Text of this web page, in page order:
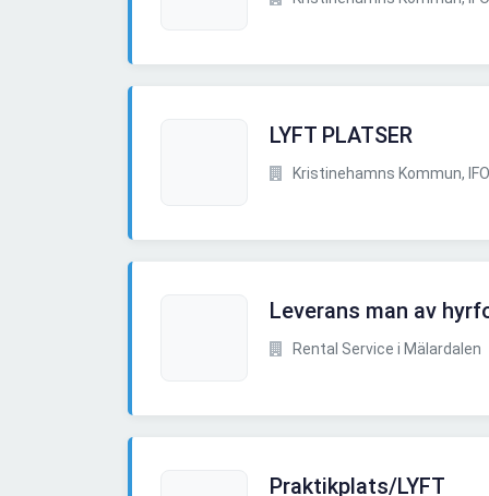
LYFT PLATSER
Kristinehamns Kommun,
Leverans man av
Rental Service i Mälardalen
Praktikplats/LYFT